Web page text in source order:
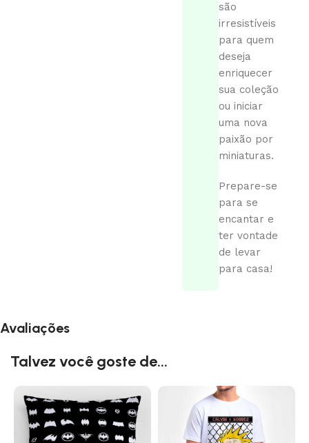
são
irresistíveis
para quem
deseja
enriquecer
sua coleção
ou iniciar
uma nova
paixão por
miniaturas.
Prepare-se
para se
encantar e
ter vontade
de levar
para casa!
Avaliações
Talvez você goste de...